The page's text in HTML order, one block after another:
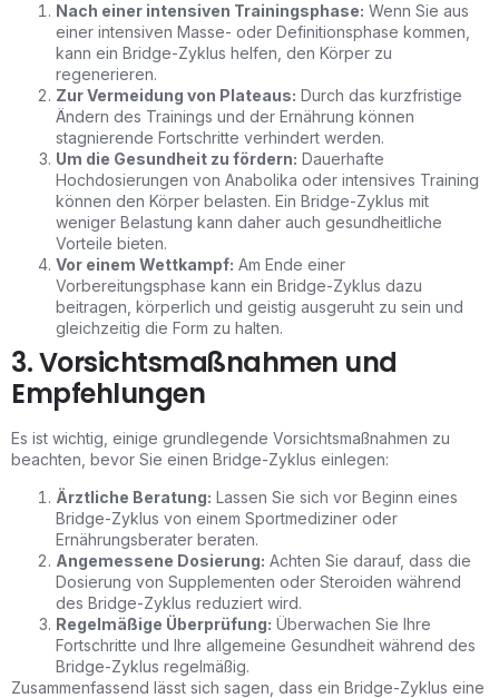
Nach einer intensiven Trainingsphase: Wenn Sie aus
einer intensiven Masse- oder Definitionsphase kommen,
kann ein Bridge-Zyklus helfen, den Körper zu
regenerieren.
Zur Vermeidung von Plateaus: Durch das kurzfristige
Ändern des Trainings und der Ernährung können
stagnierende Fortschritte verhindert werden.
Um die Gesundheit zu fördern: Dauerhafte
Hochdosierungen von Anabolika oder intensives Training
können den Körper belasten. Ein Bridge-Zyklus mit
weniger Belastung kann daher auch gesundheitliche
Vorteile bieten.
Vor einem Wettkampf: Am Ende einer
Vorbereitungsphase kann ein Bridge-Zyklus dazu
beitragen, körperlich und geistig ausgeruht zu sein und
gleichzeitig die Form zu halten.
3. Vorsichtsmaßnahmen und
Empfehlungen
Es ist wichtig, einige grundlegende Vorsichtsmaßnahmen zu
beachten, bevor Sie einen Bridge-Zyklus einlegen:
Ärztliche Beratung: Lassen Sie sich vor Beginn eines
Bridge-Zyklus von einem Sportmediziner oder
Ernährungsberater beraten.
Angemessene Dosierung: Achten Sie darauf, dass die
Dosierung von Supplementen oder Steroiden während
des Bridge-Zyklus reduziert wird.
Regelmäßige Überprüfung: Überwachen Sie Ihre
Fortschritte und Ihre allgemeine Gesundheit während des
Bridge-Zyklus regelmäßig.
Zusammenfassend lässt sich sagen, dass ein Bridge-Zyklus eine